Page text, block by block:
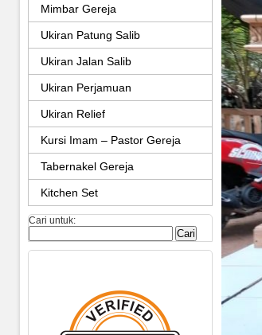
Mimbar Gereja
Ukiran Patung Salib
Ukiran Jalan Salib
Ukiran Perjamuan
Ukiran Relief
Kursi Imam – Pastor Gereja
Tabernakel Gereja
Kitchen Set
Cari untuk: